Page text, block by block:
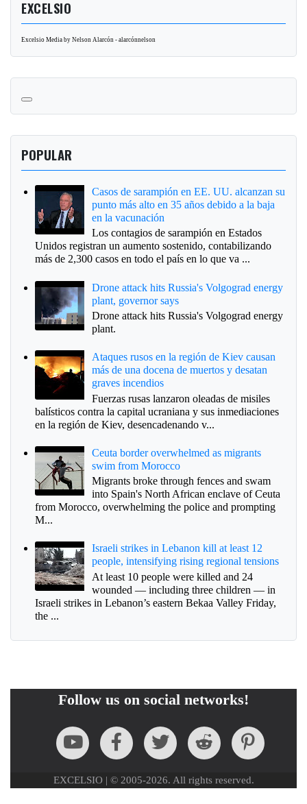
EXCELSIO
Excelsio Media by Nelson Alarcón - alarcónnelson
POPULAR
Casos de sarampión en EE. UU. alcanzan su
punto más alto en 35 años debido a la baja
en la vacunación
Los contagios de sarampión en Estados
Unidos registran un aumento sostenido, contabilizando
más de 2,300 casos en todo el país en lo que va ...
Drone attack hits Russia's Volgograd energy
plant, governor says
Drone attack hits Russia's Volgograd energy
plant.
Ataques rusos en la región de Kiev causan
más de una docena de muertos y desatan
graves incendios
Fuerzas rusas lanzaron oleadas de misiles
balísticos contra la capital ucraniana y sus inmediaciones
en la región de Kiev, desencadenando v...
Ceuta border overwhelmed as migrants
swim from Morocco
Migrants broke through fences and swam
into Spain's North African enclave of Ceuta
from Morocco, overwhelming the police and prompting
M...
Israeli strikes in Lebanon kill at least 12
people, intensifying rising regional tensions
At least 10 people were killed and 24
wounded — including three children — in
Israeli strikes in Lebanon’s eastern Bekaa Valley Friday,
the ...
Follow us on social networks!
EXCELSIO | © 2005-2026. All rights reserved.